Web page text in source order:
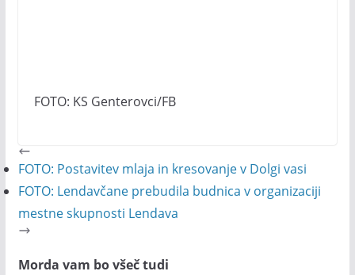
FOTO: KS Genterovci/FB
FOTO: Postavitev mlaja in kresovanje v Dolgi vasi
FOTO: Lendavčane prebudila budnica v organizaciji
mestne skupnosti Lendava
Morda vam bo všeč tudi